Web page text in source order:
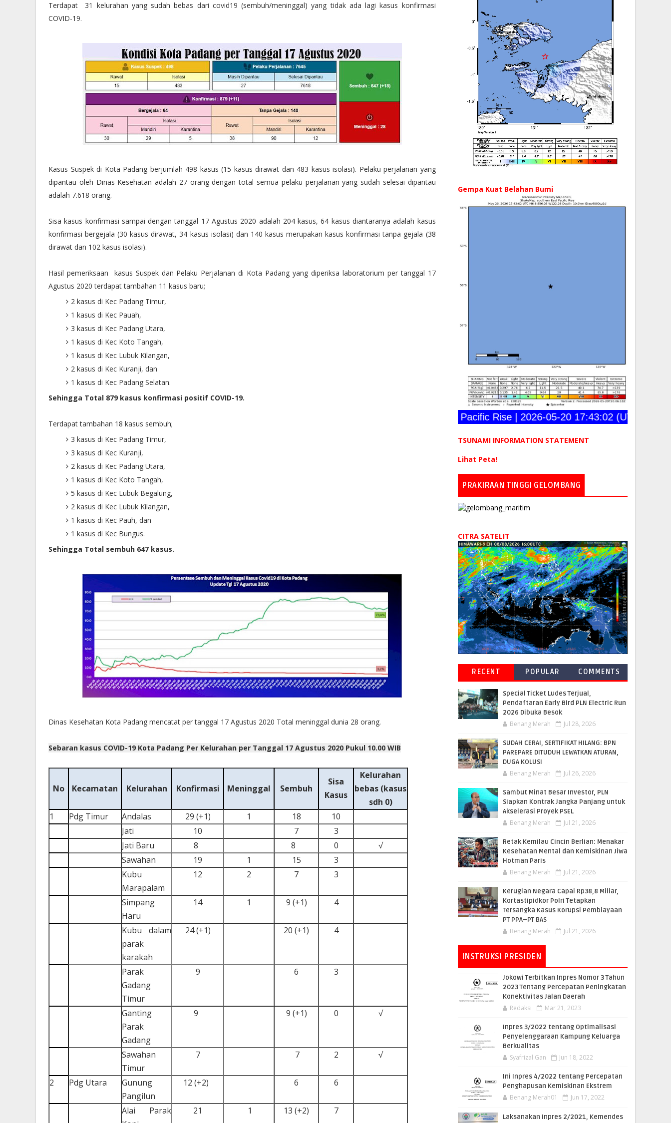
Terdapat 31 kelurahan yang sudah bebas dari covid19 (sembuh/meninggal) yang tidak ada lagi kasus konfirmasi
COVID-19.
Kasus Suspek di Kota Padang berjumlah 498 kasus (15 kasus dirawat dan 483 kasus isolasi). Pelaku perjalanan yang
dipantau oleh Dinas Kesehatan adalah 27 orang dengan total semua pelaku perjalanan yang sudah selesai dipantau
adalah 7.618 orang.
Sisa kasus konfirmasi sampai dengan tanggal 17 Agustus 2020 adalah 204 kasus, 64 kasus diantaranya adalah kasus
konfirmasi bergejala (30 kasus dirawat, 34 kasus isolasi) dan 140 kasus merupakan kasus konfirmasi tanpa gejala (38
dirawat dan 102 kasus isolasi).
Hasil pemeriksaan kasus Suspek dan Pelaku Perjalanan di Kota Padang yang diperiksa laboratorium per tanggal 17
Agustus 2020 terdapat tambahan 11 kasus baru;
2 kasus di Kec Padang Timur,
1 kasus di Kec Pauah,
3 kasus di Kec Padang Utara,
1 kasus di Kec Koto Tangah,
1 kasus di Kec Lubuk Kilangan,
2 kasus di Kec Kuranji, dan
1 kasus di Kec Padang Selatan.
Sehingga Total 879 kasus konfirmasi positif COVID-19.
Terdapat tambahan 18 kasus sembuh;
3 kasus di Kec Padang Timur,
3 kasus di Kec Kuranji,
2 kasus di Kec Padang Utara,
1 kasus di Kec Koto Tangah,
5 kasus di Kec Lubuk Begalung,
2 kasus di Kec Lubuk Kilangan,
1 kasus di Kec Pauh, dan
1 kasus di Kec Bungus.
Sehingga Total sembuh 647 kasus.
Dinas Kesehatan Kota Padang mencatat per tanggal 17 Agustus 2020 Total meninggal dunia 28 orang.
Sebaran kasus COVID-19 Kota Padang Per Kelurahan per Tanggal 17 Agustus 2020 Pukul 10.00 WIB
No Kecamatan Kelurahan Konfirmasi Meninggal Sembuh
Sisa
Kasus
Kelurahan
bebas (kasus
sdh 0)
1
Pdg Timur Andalas 29 (+1) 1 18
10
Jati
10 7
3
Jati Baru
8 8 0
√
Sawahan
19 1 15
3
Kubu
Marapalam
12 2 7 3
Simpang
Haru
14 1 9 (+1) 4
Kubu dalam
parak
karakah
24 (+1) 20 (+1) 4
Parak
Gadang
Timur
9 6 3
Ganting
Parak
Gadang
9 9 (+1) 0 √
Sawahan
Timur
7 7 2 √
2 Pdg Utara
Gunung
Pangilun
12 (+2) 6 6
Alai Parak
21 1 13 (+2) 7
Gempa Kuat Belahan Bumi
"M 6.6 | southern East Pacific Rise | 2026-05-20 17:43:02 (UTC) |
TSUNAMI INFORMATION STATEMENT
Lihat Peta!
PRAKIRAAN TINGGI GELOMBANG
CITRA SATELIT
RECENT POPULAR COMMENTS
Special Ticket Ludes Terjual,
Pendaftaran Early Bird PLN Electric Run
2026 Dibuka Besok
Benang Merah Jul 28, 2026
SUDAH CERAI, SERTIFIKAT HILANG: BPN
PAREPARE DITUDUH LEWATKAN ATURAN,
DUGA KOLUSI
Benang Merah Jul 26, 2026
Sambut Minat Besar Investor, PLN
Siapkan Kontrak Jangka Panjang untuk
Akselerasi Proyek PSEL
Benang Merah Jul 21, 2026
Retak Kemilau Cincin Berlian: Menakar
Kesehatan Mental dan Kemiskinan Jiwa
Hotman Paris
Benang Merah Jul 21, 2026
Kerugian Negara Capai Rp38,8 Miliar,
Kortastipidkor Polri Tetapkan
Tersangka Kasus Korupsi Pembiayaan
PT PPA–PT BAS
Benang Merah Jul 21, 2026
INSTRUKSI PRESIDEN
Jokowi Terbitkan Inpres Nomor 3 Tahun
2023 Tentang Percepatan Peningkatan
Konektivitas Jalan Daerah
Redaksi Mar 21, 2023
Inpres 3/2022 tentang Optimalisasi
Penyelenggaraan Kampung Keluarga
Berkualitas
Syafrizal Gan Jun 18, 2022
Ini Inpres 4/2022 tentang Percepatan
Penghapusan Kemiskinan Ekstrem
Benang Merah01 Jun 17, 2022
Laksanakan Inpres 2/2021, Kemendes